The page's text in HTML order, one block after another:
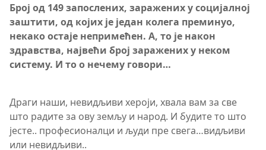
Број од 149 запослених, заражених у социјалној
заштити, од којих је један колега преминуо,
некако остаје непримећен. А, то је након
здравства, највећи број заражених у неком
систему. И то о нечему говори…
Драги наши, невидљиви хероји, хвала вам за све
што радите за ову земљу и народ. И будите то што
јесте.. професионалци и људи пре свега…видљиви
или невидљиви..